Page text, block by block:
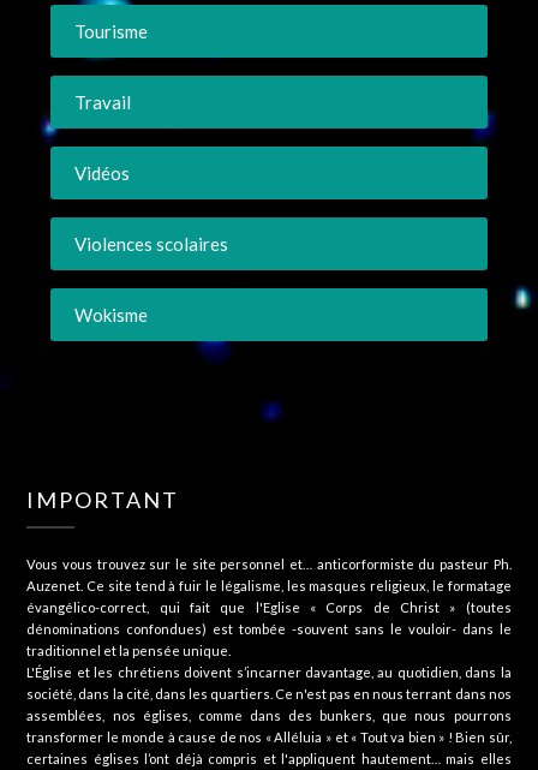
Tourisme
Travail
Vidéos
Violences scolaires
Wokisme
IMPORTANT
Vous vous trouvez sur le site personnel et… anticorformiste du pasteur Ph.
Auzenet. Ce site tend à fuir le légalisme, les masques religieux, le formatage
évangélico-correct, qui fait que l'Eglise « Corps de Christ » (toutes
dénominations confondues) est tombée -souvent sans le vouloir- dans le
traditionnel et la pensée unique.
L'Église et les chrétiens doivent s’incarner davantage, au quotidien, dans la
société, dans la cité, dans les quartiers. Ce n'est pas en nous terrant dans nos
assemblées, nos églises, comme dans des bunkers, que nous pourrons
transformer le monde à cause de nos « Alléluia » et « Tout va bien » ! Bien sûr,
certaines églises l’ont déjà compris et l'appliquent hautement… mais elles